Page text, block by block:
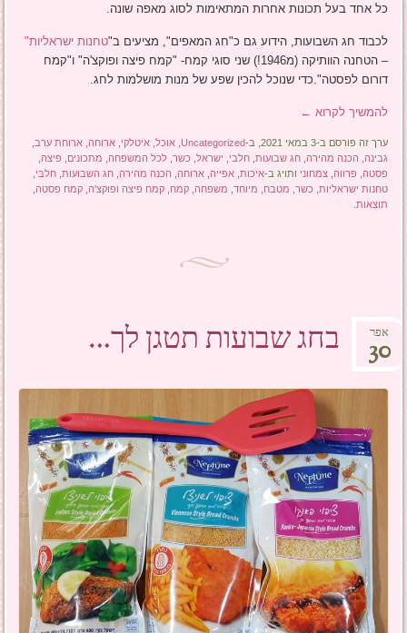
כל אחד בעל תכונות אחרות המתאימות לסוג מאפה שונה.
לכבוד חג השבועות, הידוע גם כ"חג המאפים", מציעים ב"טחנות ישראליות"
– הטחנה הוותיקה (מ1946!) שני סוגי קמח- "קמח פיצה ופוקצ'ה" ו"קמח
דורום לפסטה".כדי שנוכל להכין שפע של מנות מושלמות לחג.
להמשיך לקרוא ←
ערך זה פורסם ב-3 במאי 2021, ב- Uncategorized
,אוכל ,איטלקי ,ארוחה ,ארוחת ערב
גבינה הכנה מהירה ,חג שבועות ,חלבי ישראל כשר ,לכל המשפחה מתכונים פיצה
פסטה פרווה ,צמחוני ותויג ב-איכות ,אפייה ,ארוחה הכנה מהירה ,חג השבועות ,חלבי
טחנות ישראליות כשר מטבח מיוחד משפחה ,קמח ,קמח פיצה ופוקצ'ה ,קמח פסטה
תוצאות
בחג שבועות תטגן לך… אפר
30